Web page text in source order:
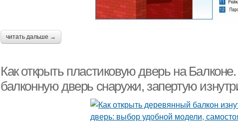
читать дальше →
Как открыть пластиковую дверь на
балконную дверь снаружи, запертую